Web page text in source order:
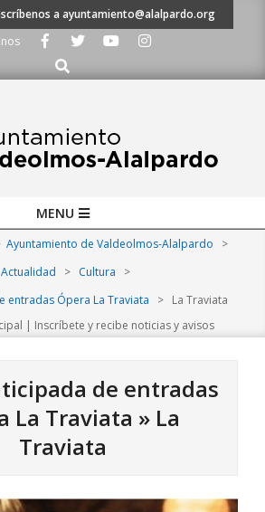
a ayuntamiento@alalpardo.org
Buscar
MENU
Ayuntamiento de Valdeolmos-Alalpardo
>
Actualidad
> Cultura
>
entradas Ópera La Traviata
> La Traviata
| Inscríbete y recibe noticias y avisos
de entradas
La Traviata » La
Traviata